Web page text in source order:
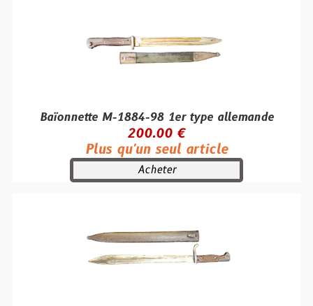
Baïonnette M-1884-98 1er type allemande
200.00 €
Plus qu'un seul article
Acheter